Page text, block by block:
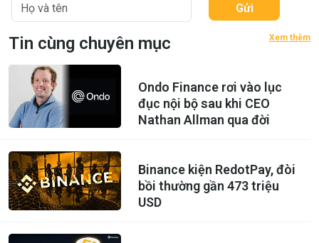
Gửi
Tin cùng chuyên mục Xem thêm
Ondo Finance rơi vào lục
đục nội bộ sau khi CEO
Nathan Allman qua đời
Binance kiện RedotPay, đòi
bồi thường gần 473 triệu
USD